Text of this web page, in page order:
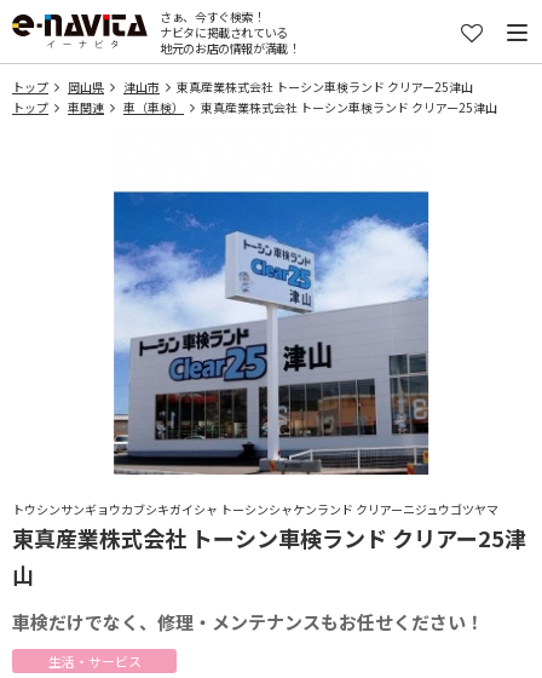
さぁ、今すぐ検索！
ナビタに掲載されている
地元のお店の情報が満載！
トップ 岡山県 津山市
東真産業株式会社 トーシン車検ランド クリアー25津山
トップ
車関連 車（車検） 東真産業株式会社 トーシン車検ランド クリアー25津山
トウシンサンギョウカブシキガイシャ トーシンシャケンランド クリアーニジュウゴツヤマ
東真産業株式会社 トーシン車検ランド クリアー25津
山
車検だけでなく、修理・メンテナンスもお任せください！
生活・サービス